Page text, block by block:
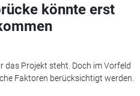
könnte erst
das Projekt steht. Doch im Vorfeld
Faktoren berücksichtigt werden.